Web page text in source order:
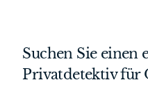
Suchen Sie einen
Privatdetektiv für